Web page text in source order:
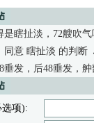
是瞎扯淡，72艘吹
同意 瞎扯淡 的判断
垂发，后48垂发，舯
项):